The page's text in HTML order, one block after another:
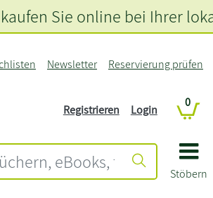
Stöbern
Newsletter Reservierung prüfen
Registrieren Login
0
kaufen Sie online bei Ihrer